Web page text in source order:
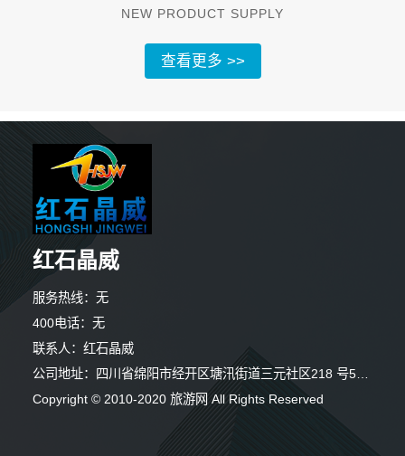
NEW PRODUCT SUPPLY
查看更多 >>
红石晶威
服务热线：无
400电话：无
联系人：红石晶威
公司地址：四川省绵阳市经开区塘汛街道三元社区218 号5号楼
Copyright © 2010-2020 旅游网 All Rights Reserved